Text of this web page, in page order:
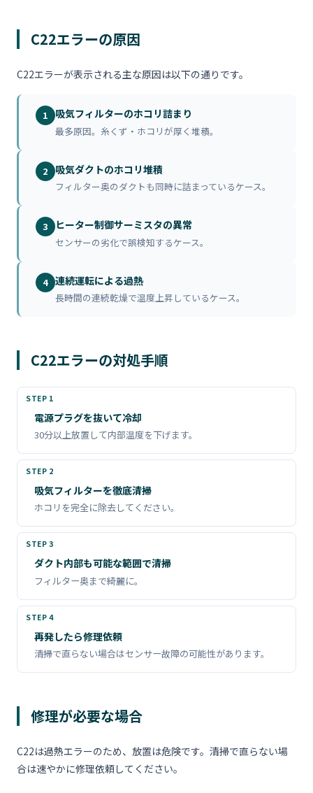
C22エラーの原因
C22エラーが表示される主な原因は以下の通りです。
1 吸気フィルターのホコリ詰まり
最多原因。糸くず・ホコリが厚く堆積。
2 吸気ダクトのホコリ堆積
フィルター奥のダクトも同時に詰まっているケース。
3 ヒーター制御サーミスタの異常
センサーの劣化で誤検知するケース。
4 連続運転による過熱
長時間の連続乾燥で温度上昇しているケース。
C22エラーの対処手順
電源プラグを抜いて冷却
30分以上放置して内部温度を下げます。
吸気フィルターを徹底清掃
ホコリを完全に除去してください。
ダクト内部も可能な範囲で清掃
フィルター奥まで綺麗に。
再発したら修理依頼
清掃で直らない場合はセンサー故障の可能性があります。
修理が必要な場合
C22は過熱エラーのため、放置は危険です。清掃で直らない場
合は速やかに修理依頼してください。